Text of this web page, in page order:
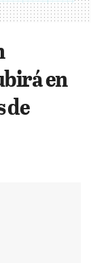
en
de